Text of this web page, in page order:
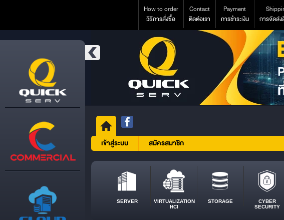
How to order
วิธีการสั่งซื้อ
Contact
ติดต่อเรา
Payment
การชำระเงิน
การจัดส่ง
เข้าสู่ระบบ สมัครสมาชิก
SERVER
VIRTUALIZATION
HCI
STORAGE
CYBER
SECURITY